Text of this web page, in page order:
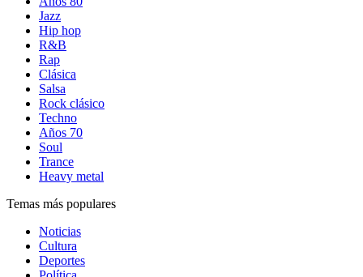
Jazz
Hip hop
R&B
Rap
Clásica
Salsa
Rock clásico
Techno
Años 70
Soul
Trance
Heavy metal
Temas más populares
Noticias
Cultura
Deportes